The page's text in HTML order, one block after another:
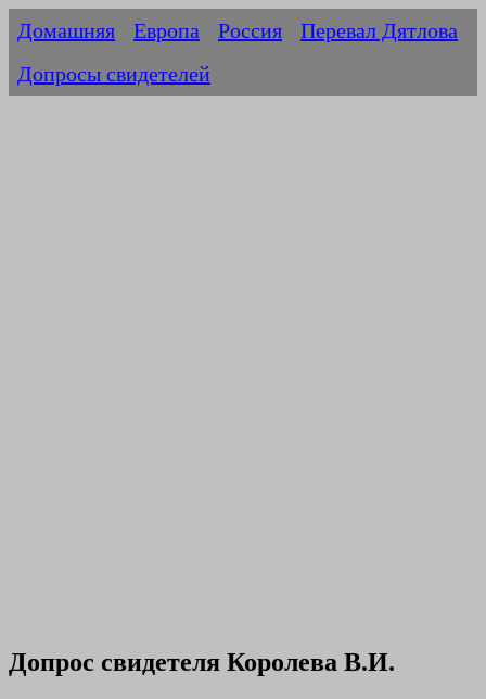
Домашняя Европа Россия
Перевал Дятлова
Допросы свидетелей
Допрос свидетеля Королева В.И.